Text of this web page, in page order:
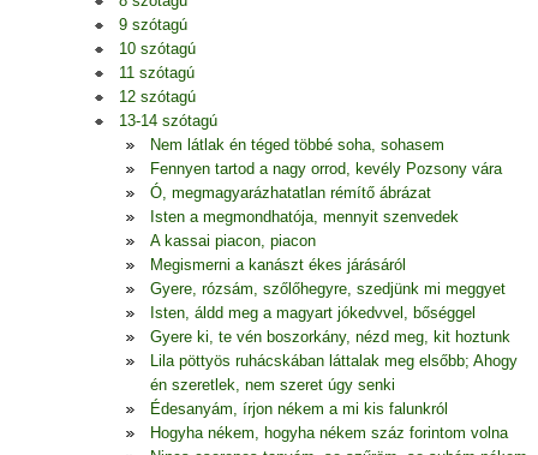
9 szótagú
10 szótagú
11 szótagú
12 szótagú
13-14 szótagú
Nem látlak én téged többé soha, sohasem
Fennyen tartod a nagy orrod, kevély Pozsony vára
Ó, megmagyarázhatatlan rémítő ábrázat
Isten a megmondhatója, mennyit szenvedek
A kassai piacon, piacon
Megismerni a kanászt ékes járásáról
Gyere, rózsám, szőlőhegyre, szedjünk mi meggyet
Isten, áldd meg a magyart jókedvvel, bőséggel
Gyere ki, te vén boszorkány, nézd meg, kit hoztunk
Lila pöttyös ruhácskában láttalak meg elsőbb; Ahogy
én szeretlek, nem szeret úgy senki
Édesanyám, írjon nékem a mi kis falunkról
Hogyha nékem, hogyha nékem száz forintom volna